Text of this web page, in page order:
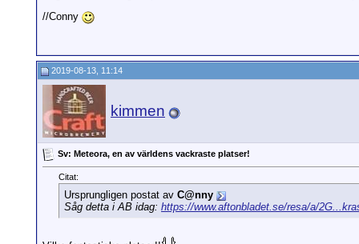
//Conny
2019-08-13, 11:14
kimmen
Sv: Meteora, en av världens vackraste platser!
Citat:
Ursprungligen postat av C@nny
Såg detta i AB idag: https://www.aftonbladet.se/resa/a/